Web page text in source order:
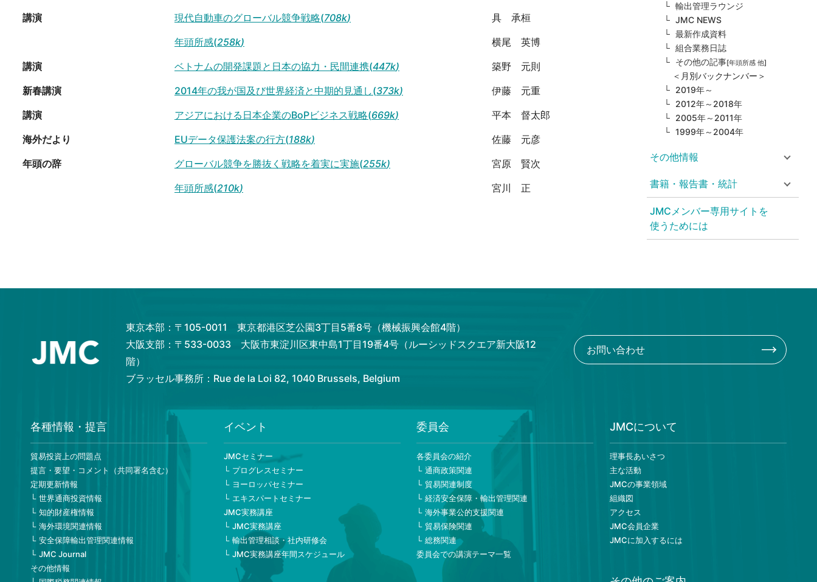
講演
現代自動車のグローバル競争戦略(708k)
具 承桓
年頭所感(258k)
横尾 英博
講演
ベトナムの開発課題と日本の協力・民間連携(447k)
築野 元則
新春講演
2014年の我が国及び世界経済と中期的見通し(373k)
伊藤 元重
講演
アジアにおける日本企業のBoPビジネス戦略(669k)
平本 督太郎
海外だより
EUデータ保護法案の行方(188k)
佐藤 元彦
年頭の辞
グローバル競争を勝抜く戦略を着実に実施(255k)
宮原 賢次
年頭所感(210k) 宮川 正
輸出管理ラウンジ
JMC NEWS
最新作成資料
組合業務日誌
その他の記事[年頭所感 他]
＜月別バックナンバー＞
2019年～
2012年～2018年
2005年～2011年
1999年～2004年
その他情報
書籍・報告書・統計
JMCメンバー専用サイトを
使うためには
東京本部：〒105-0011 東京都港区芝公園3丁目5番8号（機械振興会館4階）
大阪支部：〒533-0033 大阪市東淀川区東中島1丁目19番4号（ルーシッドスクエア新大阪12
階）
ブラッセル事務所：Rue de la Loi 82, 1040 Brussels, Belgium
お問い合わせ
各種情報・提言
貿易投資上の問題点
提言・要望・コメント（共同署名含む）
定期更新情報
世界通商投資情報
知的財産権情報
海外環境関連情報
安全保障輸出管理関連情報
JMC Journal
その他情報
イベント
JMCセミナー
プログレスセミナー
ヨーロッパセミナー
エキスパートセミナー
JMC実務講座
JMC実務講座
輸出管理相談・社内研修会
JMC実務講座年間スケジュール
委員会
各委員会の紹介
通商政策関連
貿易関連制度
経済安全保障・輸出管理関連
海外事業公的支援関連
貿易保険関連
総務関連
委員会での講演テーマ一覧
JMCについて
理事長あいさつ
主な活動
JMCの事業領域
組織図
アクセス
JMC会員企業
JMCに加入するには